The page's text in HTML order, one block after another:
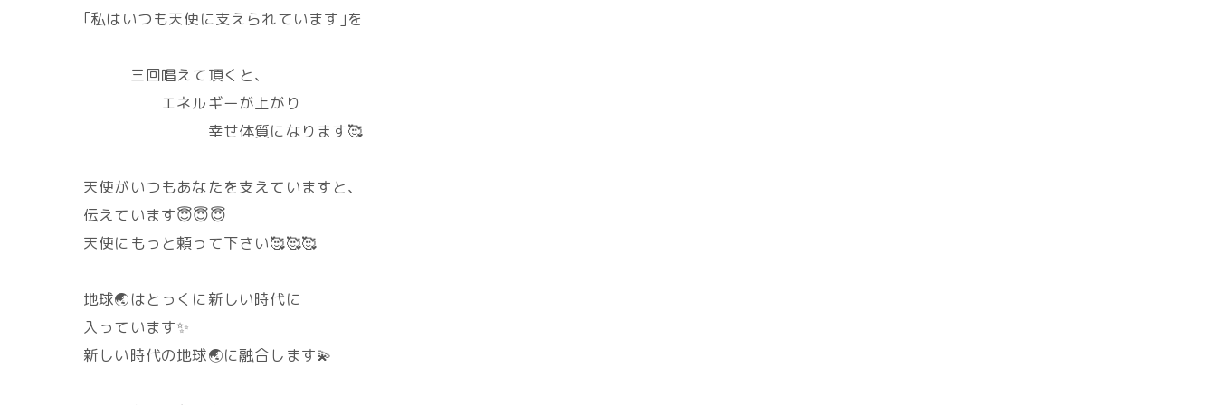
｢私はいつも天使に支えられています｣を
三回唱えて頂くと、
エネルギーが上がり
幸せ体質になります🥰
天使がいつもあなたを支えていますと、
伝えています😇😇😇
天使にもっと頼って下さい🥰🥰🥰
地球🌏️はとっくに新しい時代に
入っています✨
新しい時代の地球🌏️に融合します💫